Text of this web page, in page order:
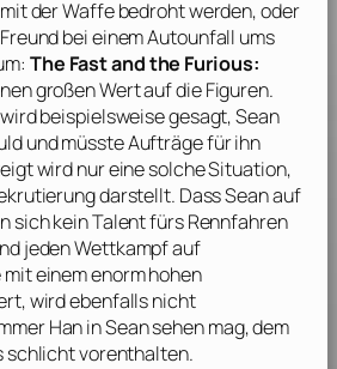
der Waffe bedroht werden, oder
bei einem Autounfall ums
The Fast and the Furious:
großen Wert auf die Figuren.
beispielsweise gesagt, Sean
und müsste Aufträge für ihn
wird nur eine solche Situation,
darstellt. Dass Sean auf
sich kein Talent fürs Rennfahren
jeden Wettkampf auf
einem enorm hohen
wird ebenfalls nicht
Han in Sean sehen mag, dem
schlicht vorenthalten.